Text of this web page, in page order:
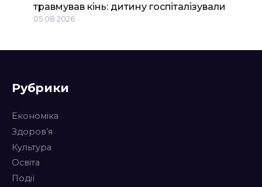
травмував кінь: дитину госпіталізували
05.08.2026
Рубрики
Економіка
Здоров’я
Культура
Освіта
Події